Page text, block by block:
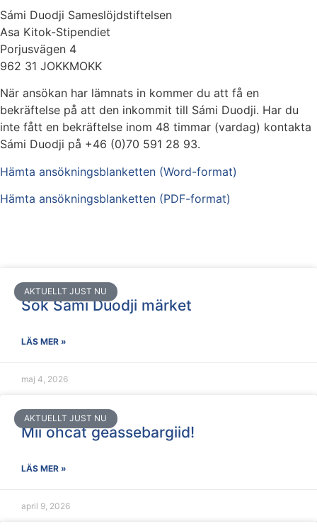
Sámi Duodji Sameslöjdstiftelsen
Asa Kitok-Stipendiet
Porjusvägen 4
962 31 JOKKMOKK
När ansökan har lämnats in kommer du att få en
bekräftelse på att den inkommit till Sámi Duodji. Har du
inte fått en bekräftelse inom 48 timmar (vardag) kontakta
Sámi Duodji på +46 (0)70 591 28 93.
Hämta ansökningsblanketten (Word-format)
Hämta ansökningsblanketten (PDF-format)
AKTUELLT JUST NU
Sök Sámi Duodji märket
LÄS MER »
maj 4, 2026
AKTUELLT JUST NU
Mii ohcat geassebargiid!
LÄS MER »
april 9, 2026